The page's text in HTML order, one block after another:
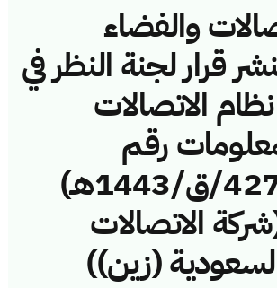
والفضاء
قرار لجنة النظر في
الاتصالات
رقم
(42745737/ق/1443هـ)
الاتصالات
(زين))